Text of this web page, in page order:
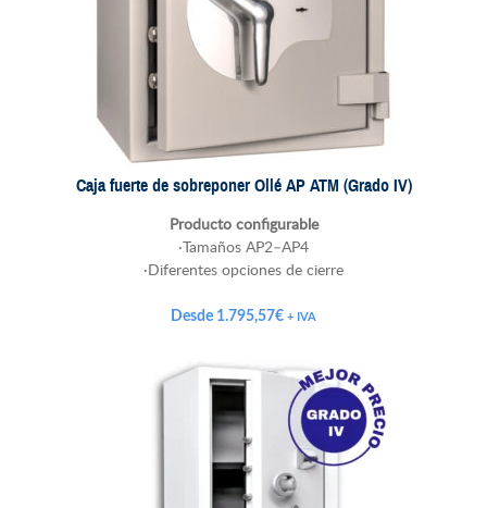
Caja fuerte de sobreponer Ollé AP ATM (Grado IV)
Producto configurable
·Tamaños AP2–AP4
·Diferentes opciones de cierre
Desde 1.795,57€ + IVA